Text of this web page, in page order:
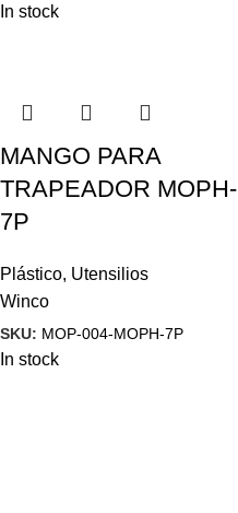
In stock
MANGO PARA
TRAPEADOR MOPH-
7P
Plástico, Utensilios
Winco
SKU: MOP-004-MOPH-7P
In stock